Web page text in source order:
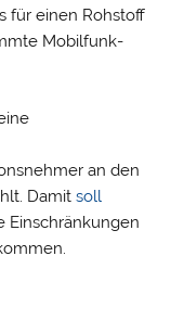
für einen Rohstoff
Mobilfunk-
an den
Damitsoll
Einschränkungen